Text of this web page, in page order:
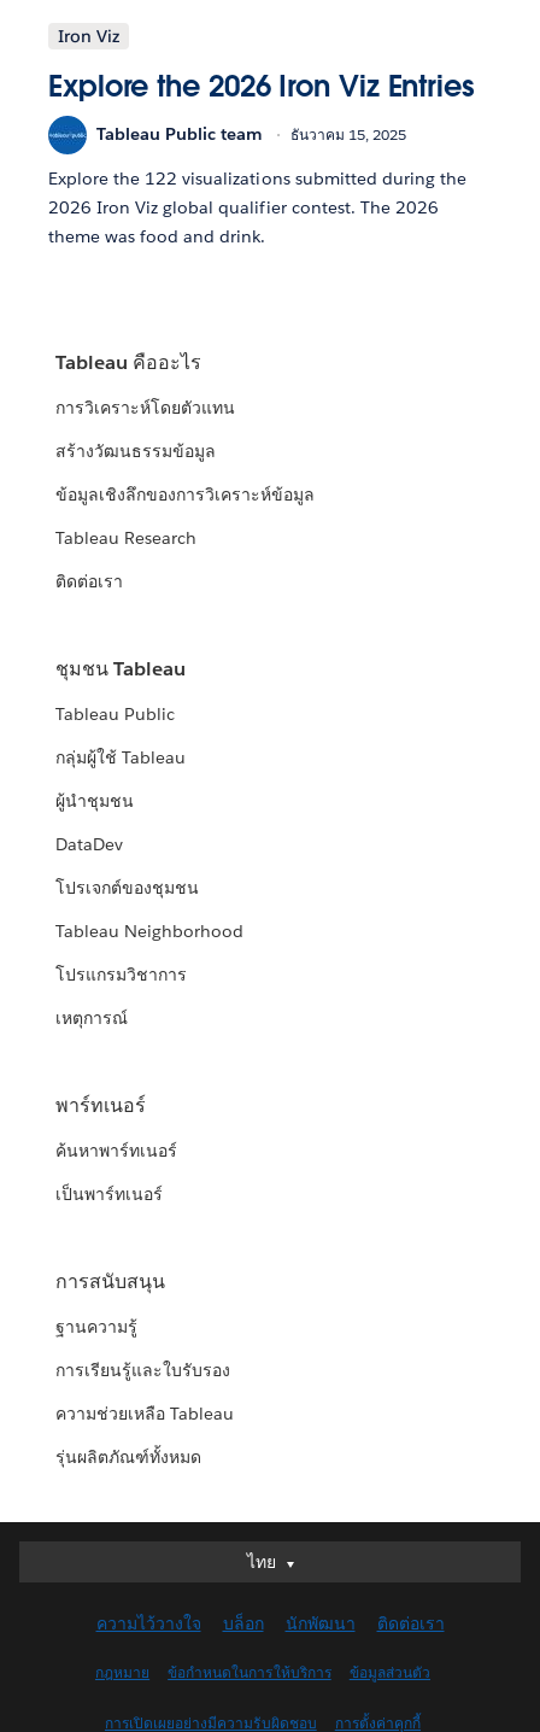
Iron Viz
Explore the 2026 Iron Viz Entries
Tableau Public team ธันวาคม 15, 2025
Explore the 122 visualizations submitted during the
2026 Iron Viz global qualifier contest. The 2026
theme was food and drink.
Tableau คืออะไร
การวิเคราะห์โดยตัวแทน
สร้างวัฒนธรรมข้อมูล
ข้อมูลเชิงลึกของการวิเคราะห์ข้อมูล
Tableau Research
ติดต่อเรา
ชุมชน Tableau
Tableau Public
กลุ่มผู้ใช้ Tableau
ผู้นำชุมชน
DataDev
โปรเจกต์ของชุมชน
Tableau Neighborhood
โปรแกรมวิชาการ
เหตุการณ์
พาร์ทเนอร์
ค้นหาพาร์ทเนอร์
เป็นพาร์ทเนอร์
การสนับสนุน
ฐานความรู้
การเรียนรู้และใบรับรอง
ความช่วยเหลือ Tableau
รุ่นผลิตภัณฑ์ทั้งหมด
ไทย
ไทย
English (UK)
English (US)
ความไว้วางใจ บล็อก นักพัฒนา ติดต่อเรา
กฎหมาย ข้อกำหนดในการให้บริการ ข้อมูลส่วนตัว
การเปิดเผยอย่างมีความรับผิดชอบ การตั้งค่าคุกกี้